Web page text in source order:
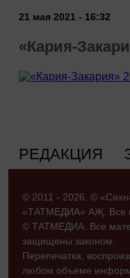
21 мая 2021 - 16:32
«Кария-
РЕДАКЦИЯ
© 2011 - 2026. ©
«ТАТМЕДИА» АҖ. Все
© ТАТМЕДИА. Все
защищены законом.
Перепечатка,
любом объеме